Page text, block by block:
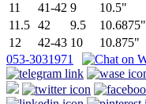
11
41-42 9 10.5"
11.5 42 9.5 10.6875"
12
42-43 10 10.875"
053-3031971